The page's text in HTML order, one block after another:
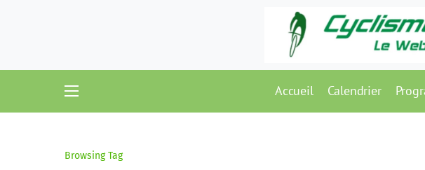
Accueil Calendrier
Browsing Tag